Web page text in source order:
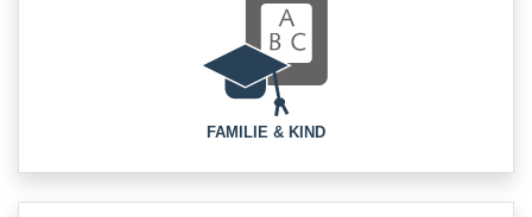
FAMILIE & KIND